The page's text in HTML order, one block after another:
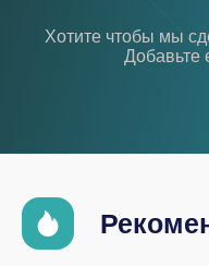
Хотите чтобы мы
Добавьте